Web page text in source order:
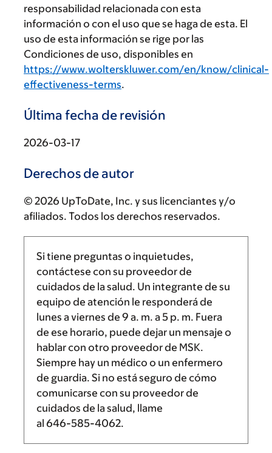
responsabilidad relacionada con esta
información o con el uso que se haga de esta. El
uso de esta información se rige por las
Condiciones de uso, disponibles en
https://www.wolterskluwer.com/en/know/clinical-
effectiveness-terms.
Última fecha de revisión
2026-03-17
Derechos de autor
© 2026 UpToDate, Inc. y sus licenciantes y/o
afiliados. Todos los derechos reservados.
Si tiene preguntas o inquietudes,
contáctese con su proveedor de
cuidados de la salud. Un integrante de su
equipo de atención le responderá de
lunes a viernes de 9 a. m. a5 p. m. Fuera
de ese horario, puede dejar un mensaje o
hablar con otro proveedor de MSK.
Siempre hay un médico o un enfermero
de guardia. Si no está seguro de cómo
comunicarse con su proveedor de
cuidados de la salud, llame
al 646-585-4062.